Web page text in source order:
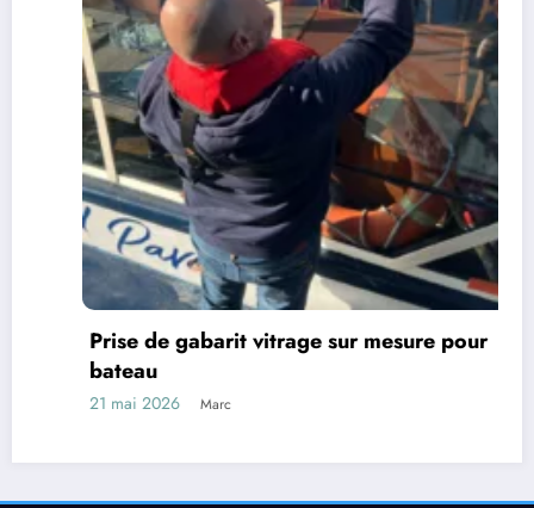
Prise de gabarit vitrage sur mesure pour
bateau
21 mai 2026 Marc